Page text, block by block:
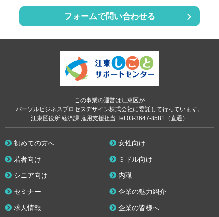
フォームで問い合わせる
この事業の運営は江東区が
パーソルビジネスプロセスデザイン株式会社に委託して行っています。
江東区役所 経済課 雇用支援担当 Tel.03-3647-8581（直通）
初めての方へ 女性向け
若者向け ミドル向け
シニア向け 内職
セミナー 企業の魅力紹介
求人情報 企業の皆様へ